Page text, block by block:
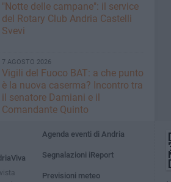
"Notte delle campane": il service
del Rotary Club Andria Castelli
Svevi
7 AGOSTO 2026
​Vigili del Fuoco BAT: a che punto
è la nuova caserma? Incontro tra
il senatore Damiani e il
Comandante Quinto
Agenda eventi di Andria
Segnalazioni iReport
Previsioni meteo